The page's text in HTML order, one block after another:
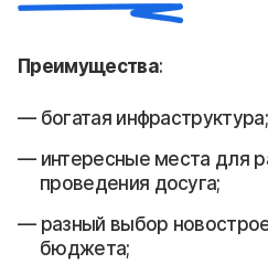
Преимущества:
богатая инфраструктура;
интересные места для
проведения досуга;
разный выбор
бюджета;